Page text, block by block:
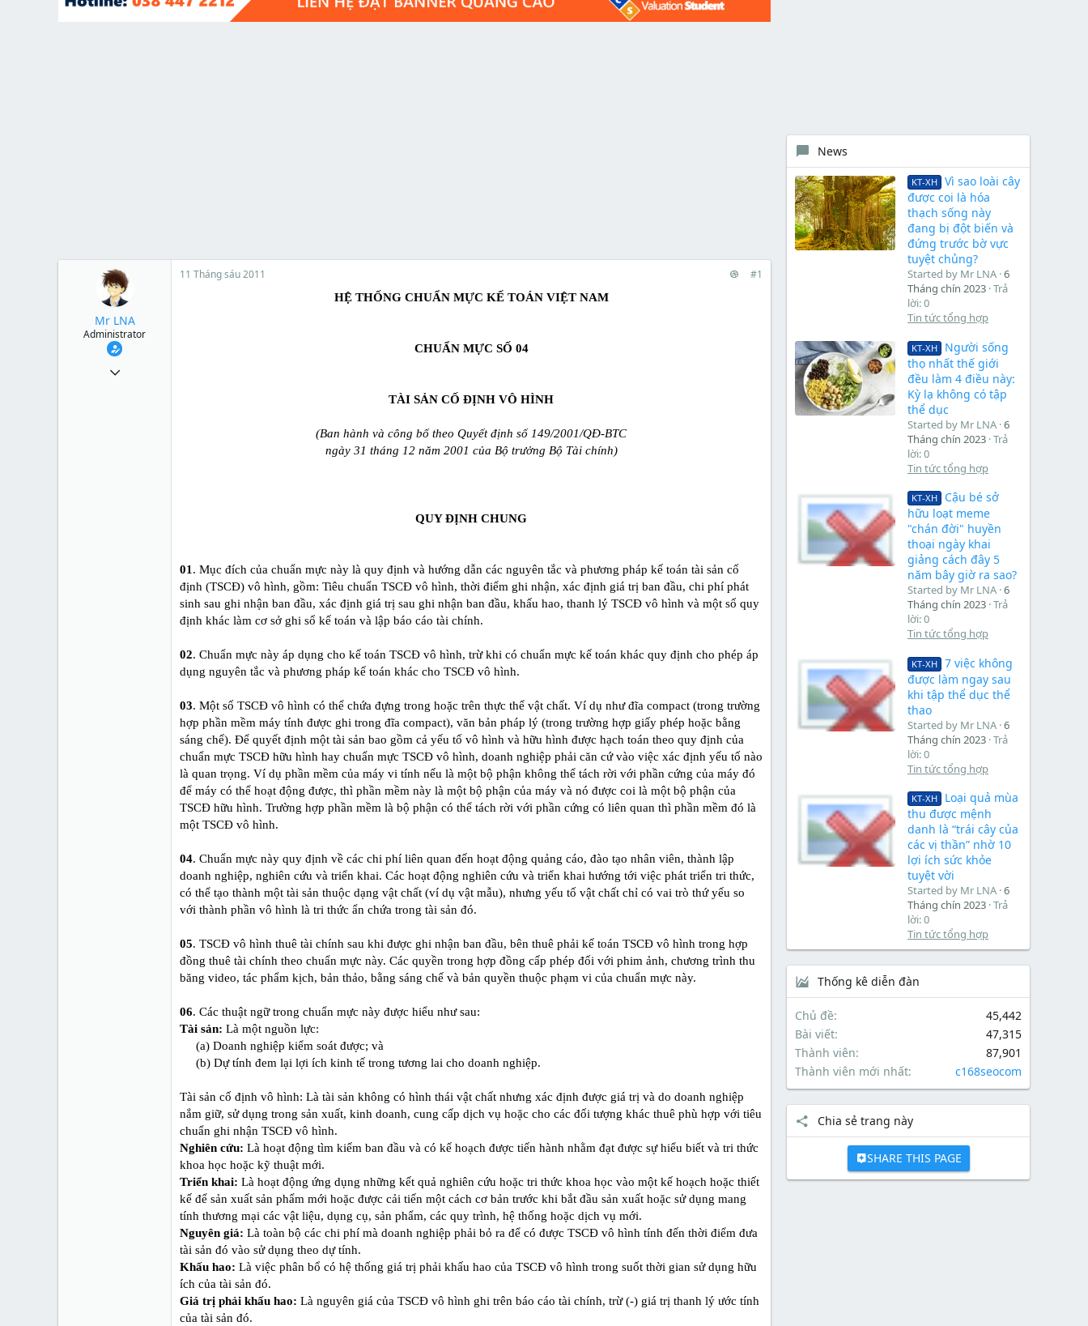
t
Mr LNA
Administrator
11 Tháng sáu 2011 #1
HỆ THỐNG CHUẨN MỰC KẾ TOÁN VIỆT NAM
CHUẨN MỰC SỐ 04
TÀI SẢN CỐ ĐỊNH VÔ HÌNH
(Ban hành và công bố theo Quyết định số 149/2001/QĐ-BTC
ngày 31 tháng 12 năm 2001 của Bộ trưởng Bộ Tài chính)
QUY ĐỊNH CHUNG
01. Mục đích của chuẩn mực này là quy định và hướng dẫn các nguyên tắc và phương pháp kế toán tài sản cố
định (TSCĐ) vô hình, gồm: Tiêu chuẩn TSCĐ vô hình, thời điểm ghi nhận, xác định giá trị ban đầu, chi phí phát
sinh sau ghi nhận ban đầu, xác định giá trị sau ghi nhận ban đầu, khấu hao, thanh lý TSCĐ vô hình và một số quy
định khác làm cơ sở ghi sổ kế toán và lập báo cáo tài chính.
02. Chuẩn mực này áp dụng cho kế toán TSCĐ vô hình, trừ khi có chuẩn mực kế toán khác quy định cho phép áp
dụng nguyên tắc và phương pháp kế toán khác cho TSCĐ vô hình.
03. Một số TSCĐ vô hình có thể chứa đựng trong hoặc trên thực thể vật chất. Ví dụ như đĩa compact (trong trường
hợp phần mềm máy tính được ghi trong đĩa compact), văn bản pháp lý (trong trường hợp giấy phép hoặc bằng
sáng chế). Để quyết định một tài sản bao gồm cả yếu tố vô hình và hữu hình được hạch toán theo quy định của
chuẩn mực TSCĐ hữu hình hay chuẩn mực TSCĐ vô hình, doanh nghiệp phải căn cứ vào việc xác định yếu tố nào
là quan trọng. Ví dụ phần mềm của máy vi tính nếu là một bộ phận không thể tách rời với phần cứng của máy đó
để máy có thể hoạt động được, thì phần mềm này là một bộ phận của máy và nó được coi là một bộ phận của
TSCĐ hữu hình. Trường hợp phần mềm là bộ phận có thể tách rời với phần cứng có liên quan thì phần mềm đó là
một TSCĐ vô hình.
04. Chuẩn mực này quy định về các chi phí liên quan đến hoạt động quảng cáo, đào tạo nhân viên, thành lập
doanh nghiệp, nghiên cứu và triển khai. Các hoạt động nghiên cứu và triển khai hướng tới việc phát triển tri thức,
có thể tạo thành một tài sản thuộc dạng vật chất (ví dụ vật mẫu), nhưng yếu tố vật chất chỉ có vai trò thứ yếu so
với thành phần vô hình là tri thức ẩn chứa trong tài sản đó.
05. TSCĐ vô hình thuê tài chính sau khi được ghi nhận ban đầu, bên thuê phải kế toán TSCĐ vô hình trong hợp
đồng thuê tài chính theo chuẩn mực này. Các quyền trong hợp đồng cấp phép đối với phim ảnh, chương trình thu
băng video, tác phẩm kịch, bản thảo, bằng sáng chế và bản quyền thuộc phạm vi của chuẩn mực này.
06. Các thuật ngữ trong chuẩn mực này được hiểu như sau:
Tài sản: Là một nguồn lực:
(a) Doanh nghiệp kiểm soát được; và
(b) Dự tính đem lại lợi ích kinh tế trong tương lai cho doanh nghiệp.
Tài sản cố định vô hình: Là tài sản không có hình thái vật chất nhưng xác định được giá trị và do doanh nghiệp
nắm giữ, sử dụng trong sản xuất, kinh doanh, cung cấp dịch vụ hoặc cho các đối tượng khác thuê phù hợp với tiêu
chuẩn ghi nhận TSCĐ vô hình.
Nghiên cứu: Là hoạt động tìm kiếm ban đầu và có kế hoạch được tiến hành nhằm đạt được sự hiểu biết và tri thức
khoa học hoặc kỹ thuật mới.
Triển khai: Là hoạt động ứng dụng những kết quả nghiên cứu hoặc tri thức khoa học vào một kế hoạch hoặc thiết
kế để sản xuất sản phẩm mới hoặc được cải tiến một cách cơ bản trước khi bắt đầu sản xuất hoặc sử dụng mang
tính thương mại các vật liệu, dụng cụ, sản phẩm, các quy trình, hệ thống hoặc dịch vụ mới.
Nguyên giá: Là toàn bộ các chi phí mà doanh nghiệp phải bỏ ra để có được TSCĐ vô hình tính đến thời điểm đưa
tài sản đó vào sử dụng theo dự tính.
Khấu hao: Là việc phân bổ có hệ thống giá trị phải khấu hao của TSCĐ vô hình trong suốt thời gian sử dụng hữu
ích của tài sản đó.
Giá trị phải khấu hao: Là nguyên giá của TSCĐ vô hình ghi trên báo cáo tài chính, trừ (-) giá trị thanh lý ước tính
của tài sản đó.
News
KT-XH
Vì sao loài cây
được coi là hóa
thạch sống này
đang bị đột biến và
đứng trước bờ vực
tuyệt chủng?
Started by Mr LNA 6
Tháng chín 2023 Trả
lời: 0
Tin tức tổng hợp
KT-XH
Người sống
thọ nhất thế giới
đều làm 4 điều này:
Kỳ lạ không có tập
thể dục
Started by Mr LNA 6
Tháng chín 2023 Trả
lời: 0
Tin tức tổng hợp
KT-XH
Cậu bé sở
hữu loạt meme
"chán đời" huyền
thoại ngày khai
giảng cách đây 5
năm bây giờ ra sao?
Started by Mr LNA 6
Tháng chín 2023 Trả
lời: 0
Tin tức tổng hợp
KT-XH
7 việc không
được làm ngay sau
khi tập thể dục thể
thao
Started by Mr LNA 6
Tháng chín 2023 Trả
lời: 0
Tin tức tổng hợp
KT-XH
Loại quả mùa
thu được mệnh
danh là “trái cây của
các vị thần” nhờ 10
lợi ích sức khỏe
tuyệt vời
Started by Mr LNA 6
Tháng chín 2023 Trả
lời: 0
Tin tức tổng hợp
Thống kê diễn đàn
Chủ đề
45,442
Bài viết
47,315
Thành viên
87,901
Thành viên mới nhất
c168seocom
Chia sẻ trang này
SHARE THIS PAGE